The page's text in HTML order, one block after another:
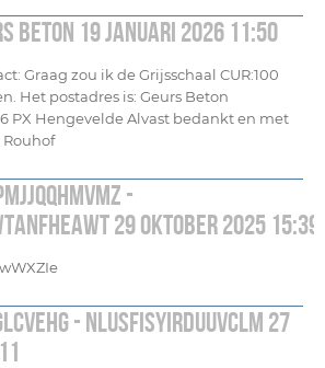
Beton 19 januari 2026 11:50
Graag zou ik de Grijsschaal CUR:100
Het postadres is: Geurs Beton
PX Hengevelde Alvast bedankt en met
Rouhof
-
29 oktober 2025 15:39
- nLuSfisyIrDUuvCLM 27